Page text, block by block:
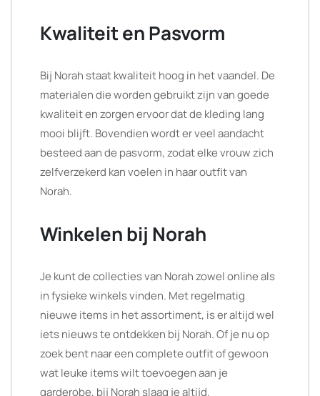
Kwaliteit en Pasvorm
Bij Norah staat kwaliteit hoog in het vaandel. De
materialen die worden gebruikt zijn van goede
kwaliteit en zorgen ervoor dat de kleding lang
mooi blijft. Bovendien wordt er veel aandacht
besteed aan de pasvorm, zodat elke vrouw zich
zelfverzekerd kan voelen in haar outfit van
Norah.
Winkelen bij Norah
Je kunt de collecties van Norah zowel online als
in fysieke winkels vinden. Met regelmatig
nieuwe items in het assortiment, is er altijd wel
iets nieuws te ontdekken bij Norah. Of je nu op
zoek bent naar een complete outfit of gewoon
wat leuke items wilt toevoegen aan je
garderobe, bij Norah slaag je altijd.